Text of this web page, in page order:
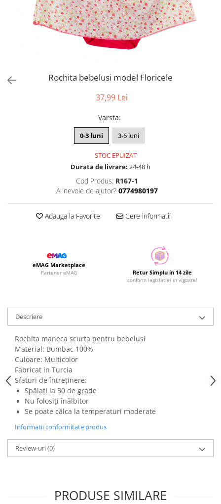
Rochita bebelusi model Floricele
37,99 Lei
Varsta:
0-3 luni 3-6 luni
STOC EPUIZAT
Durata de livrare: 24-48 h
Cod Produs: R167-1
Ai nevoie de ajutor? 0774980197
Adauga la Favorite Cere informatii
eMAG Marketplace
Partener eMAG Retur Simplu in 14 zile
conform legislatiei in vigoare!
Descriere
Rochita maneca scurta pentru bebelusi
Material: Bumbac 100%
Culoare: Multicolor
Fabricat in Turcia
Sfaturi de întreținere:
Spălați la 30 de grade
Nu folosiți înălbitor
Se poate călca la temperaturi moderate
Informatii conformitate produs
Review-uri(0)
PRODUSE SIMILARE